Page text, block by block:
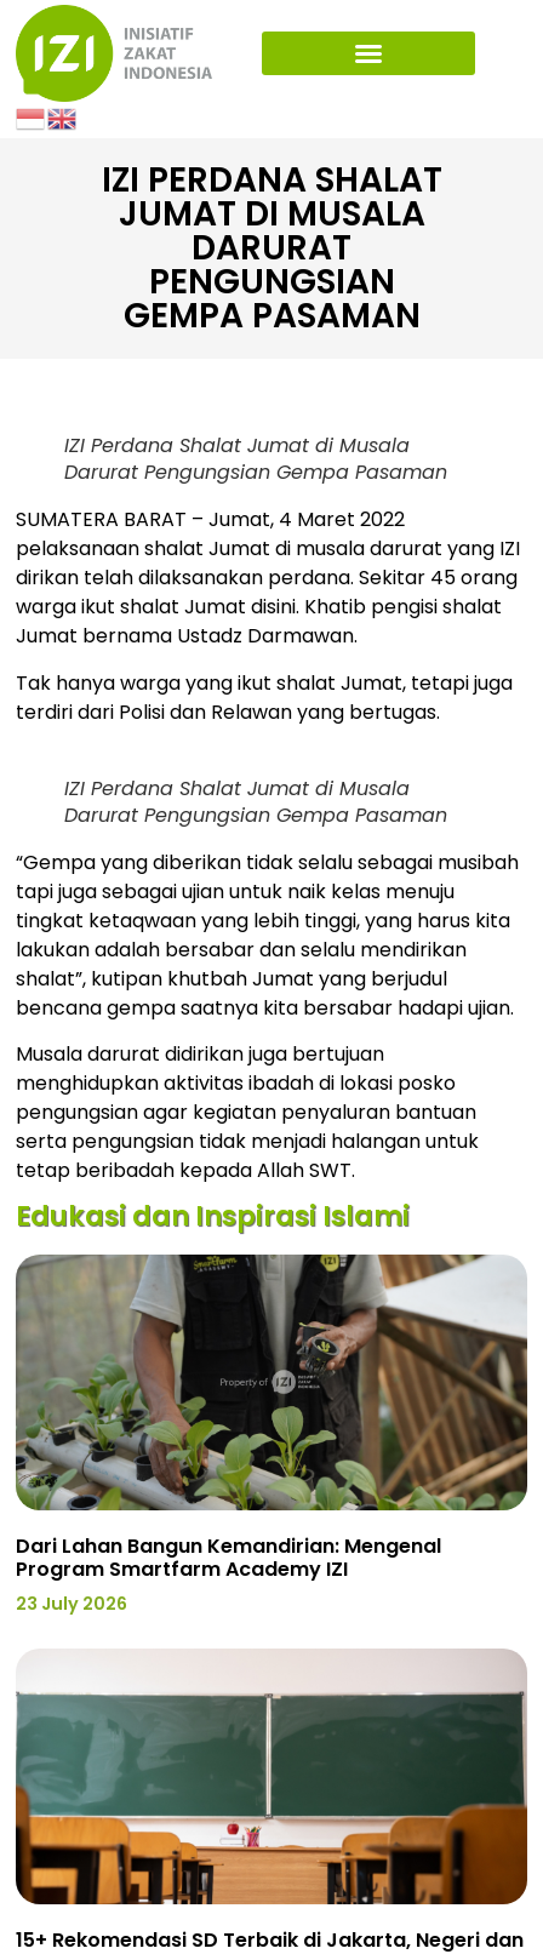
IZI PERDANA SHALAT
JUMAT DI MUSALA
DARURAT
PENGUNGSIAN
GEMPA PASAMAN
IZI Perdana Shalat Jumat di Musala
Darurat Pengungsian Gempa Pasaman
SUMATERA BARAT – Jumat, 4 Maret 2022
pelaksanaan shalat Jumat di musala darurat yang IZI
dirikan telah dilaksanakan perdana. Sekitar 45 orang
warga ikut shalat Jumat disini. Khatib pengisi shalat
Jumat bernama Ustadz Darmawan.
Tak hanya warga yang ikut shalat Jumat, tetapi juga
terdiri dari Polisi dan Relawan yang bertugas.
IZI Perdana Shalat Jumat di Musala
Darurat Pengungsian Gempa Pasaman
“Gempa yang diberikan tidak selalu sebagai musibah
tapi juga sebagai ujian untuk naik kelas menuju
tingkat ketaqwaan yang lebih tinggi, yang harus kita
lakukan adalah bersabar dan selalu mendirikan
shalat”, kutipan khutbah Jumat yang berjudul
bencana gempa saatnya kita bersabar hadapi ujian.
Musala darurat didirikan juga bertujuan
menghidupkan aktivitas ibadah di lokasi posko
pengungsian agar kegiatan penyaluran bantuan
serta pengungsian tidak menjadi halangan untuk
tetap beribadah kepada Allah SWT.
Edukasi dan Inspirasi Islami
Dari Lahan Bangun Kemandirian: Mengenal
Program Smartfarm Academy IZI
23 July 2026
15+ Rekomendasi SD Terbaik di Jakarta, Negeri dan